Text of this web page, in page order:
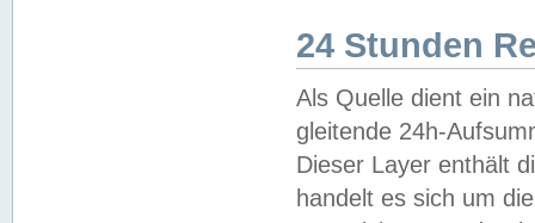
24 Stunden
Als Quelle dient ein
gleitende 24h-
Dieser Layer enthält
handelt es sich um